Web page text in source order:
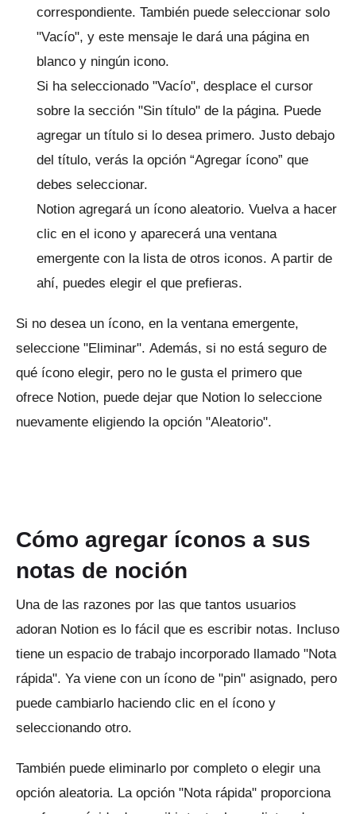
correspondiente. También puede seleccionar solo
"Vacío", y este mensaje le dará una página en
blanco y ningún icono.
Si ha seleccionado "Vacío", desplace el cursor
sobre la sección "Sin título" de la página. Puede
agregar un título si lo desea primero. Justo debajo
del título, verás la opción “Agregar ícono” que
debes seleccionar.
Notion agregará un ícono aleatorio. Vuelva a hacer
clic en el icono y aparecerá una ventana
emergente con la lista de otros iconos. A partir de
ahí, puedes elegir el que prefieras.
Si no desea un ícono, en la ventana emergente,
seleccione "Eliminar". Además, si no está seguro de
qué ícono elegir, pero no le gusta el primero que
ofrece Notion, puede dejar que Notion lo seleccione
nuevamente eligiendo la opción "Aleatorio".
Cómo agregar íconos a sus
notas de noción
Una de las razones por las que tantos usuarios
adoran Notion es lo fácil que es escribir notas.
Incluso
tiene un espacio de trabajo incorporado llamado "Nota
rápida". Ya viene con un ícono de "pin" asignado, pero
puede cambiarlo haciendo clic en el ícono y
seleccionando otro.
También puede eliminarlo por completo o elegir una
opción aleatoria. La opción "Nota rápida" proporciona